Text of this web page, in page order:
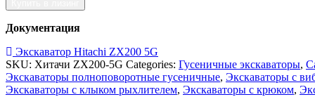
Документация
Экскаватор Hitachi ZX200 5G
SKU: Хитачи ZX200-5G Categories: Гусеничные экскаваторы,
Экскаваторы полноповоротные гусеничные, Экскаваторы с
Экскаваторы с клыком рыхлителем, Экскаваторы с крюком,